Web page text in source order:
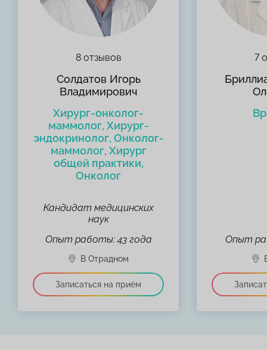
8 отзывов
Солдатов Игорь
Владимирович
Хирург-онколог-
маммолог, Хирург-
эндокринолог, Онколог-
маммолог, Хирург
общей практики,
Онколог
Кандидат медицинских
наук
Опыт работы: 43 года
7
Опыт